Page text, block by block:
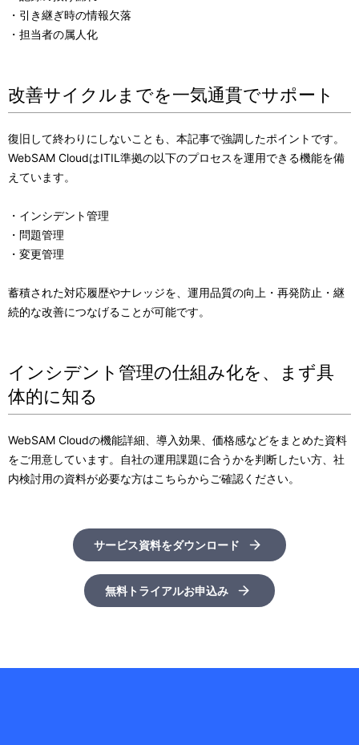
・引き継ぎ時の情報欠落
・担当者の属人化
改善サイクルまでを一気通貫でサポート
復旧して終わりにしないことも、本記事で強調したポイントです。
WebSAM CloudはITIL準拠の以下のプロセスを運用できる機能を備
えています。
・インシデント管理
・問題管理
・変更管理
蓄積された対応履歴やナレッジを、運用品質の向上・再発防止・継
続的な改善につなげることが可能です。
インシデント管理の仕組み化を、まず具
体的に知る
WebSAM Cloudの機能詳細、導入効果、価格感などをまとめた資料
をご用意しています。自社の運用課題に合うかを判断したい方、社
内検討用の資料が必要な方はこちらからご確認ください。
サービス資料をダウンロード
無料トライアルお申込み